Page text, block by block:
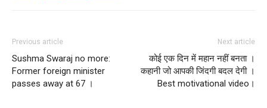
Previous article
Sushma Swaraj no more:
Former foreign minister
passes away at 67 ।
Next article
कोई एक दिन में महान नहीं बनता ।
कहानी जो आपकी जिंदगी बदल देगी ।
Best motivational video।